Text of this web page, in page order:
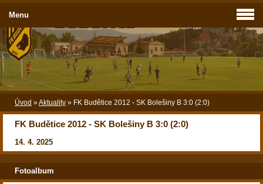
Úvod »Aktuality » FK Budětice 2012 - SK Bolešiny B 3:0 (2:0)
FK Budětice 2012 - SK Bolešiny B 3:0 (2:0)
14. 4. 2025
Menu
Fotoalbum